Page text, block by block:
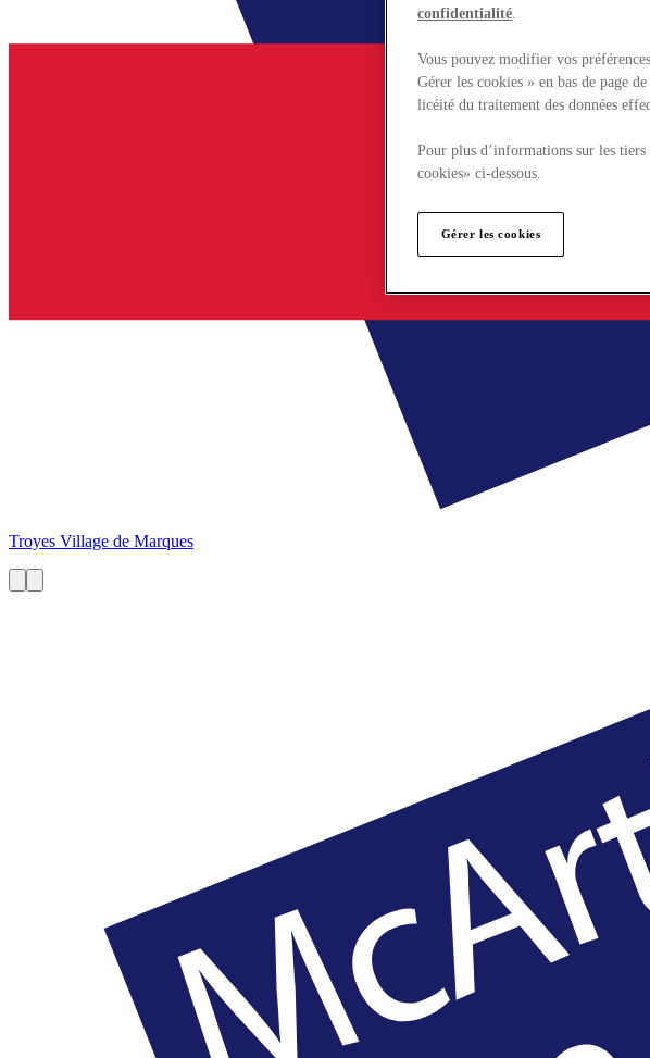
Troyes Village de Marques
confidentialité.
Vous pouvez modifier vos
Gérer les cookies » en bas de page
licéité du traitement des données
Pour plus d’informations sur les tiers
cookies» ci-dessous.
Gérer les cookies